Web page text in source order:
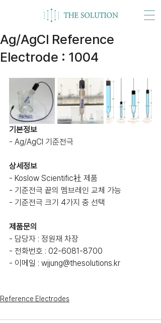
Ag/AgCl Reference
Electrode : 1004
기본정보
- Ag/AgCl 기준전극
상세정보
- Koslow Scientific社 제품
- 기준전극 끝의 멤브레인 교체 가능
- 기준전극 크기 4가지 중 선택
제품문의
- 담당자 : 정원재 차장
- 전화번호 : 02-6081-8700
- 이메일 : wjjung@thesolutions.kr
Reference Electrodes